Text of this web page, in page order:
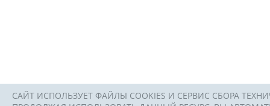
САЙТ ИСПОЛЬЗУЕТ ФАЙЛЫ COOKIES И СЕРВИС СБОРА